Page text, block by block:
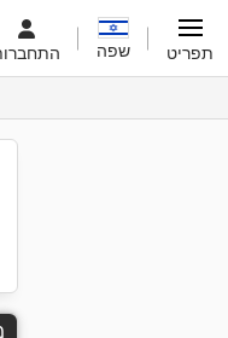
שפה תפריט